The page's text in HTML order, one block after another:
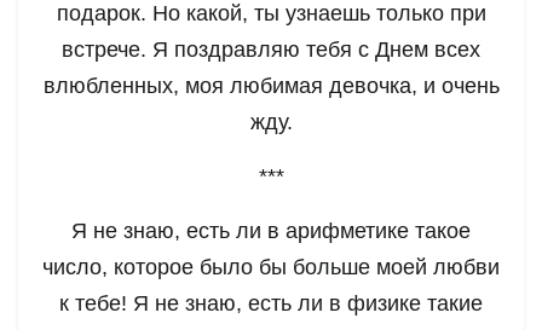
подарок. Но какой, ты узнаешь только при
встрече. Я поздравляю тебя с Днем всех
влюбленных, моя любимая девочка, и очень
жду.
***
Я не знаю, есть ли в арифметике такое
число, которое было бы больше моей любви
к тебе! Я не знаю, есть ли в физике такие